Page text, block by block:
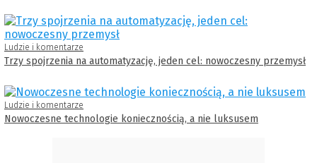
Ludzie i komentarze
Trzy spojrzenia na automatyzację, jeden cel: nowoczesny przemysł
Ludzie i komentarze
Nowoczesne technologie koniecznością, a nie luksusem